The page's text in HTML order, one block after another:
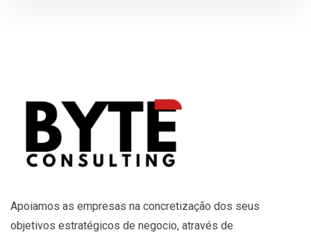
Apoiamos as empresas na concretização dos seus
objetivos estratégicos de negocio, através de